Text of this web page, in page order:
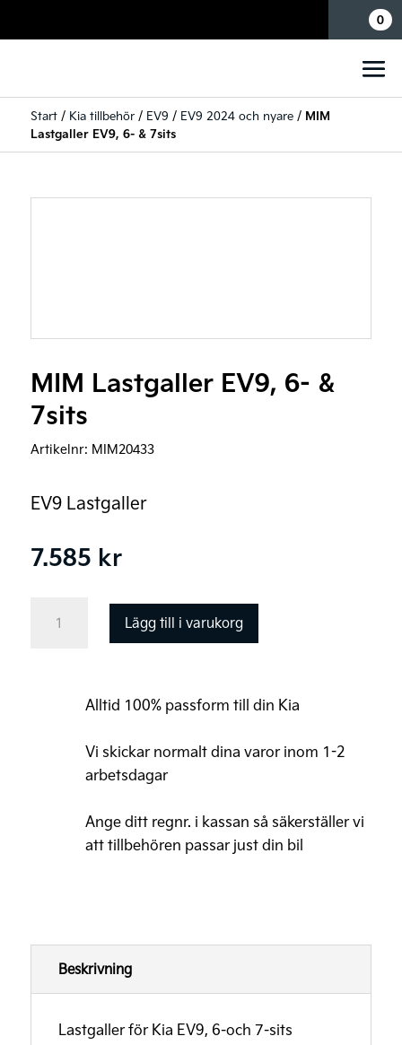
0
Start/ Kia tillbehör/ EV9 / EV9 2024 och nyare/ MIM
Lastgaller EV9, 6- & 7sits
MIM Lastgaller EV9, 6- &
7sits
Artikelnr: MIM20433
EV9 Lastgaller
7.585 kr
Lägg till i varukorg
Alltid 100% passform till din Kia
Vi skickar normalt dina varor inom 1-2
arbetsdagar
Ange ditt regnr. i kassan så säkerställer vi
att tillbehören passar just din bil
Beskrivning
Lastgaller för Kia EV9, 6-och 7-sits